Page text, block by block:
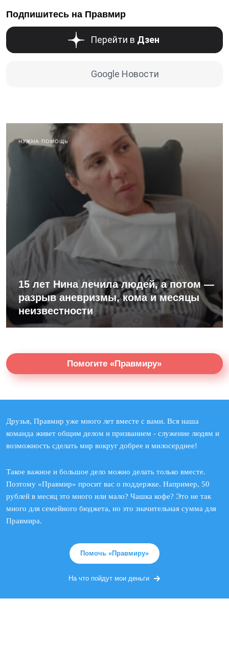
Подпишитесь на Правмир
Перейти в Дзен
Google Новости
НУЖНА ПОМОЩЬ
15 лет Нина лечила людей, а потом —
разрыв аневризмы, кома и месяцы
неизвестности
Помогите «Правмиру»
Друзья, Правмир уже много лет вместе с вами. Вся наша
команда живет общим делом и призванием - служение людям и
возможность сделать мир вокруг добрее и милосерднее!
Такое важное и большое дело можно делать только вместе.
Поэтому «Правмир» просит вас о поддержке. Например, 50
рублей в месяц это много или мало? Чашка кофе? Это не так
много для семейного бюджета, но это значительная сумма для
Правмира.
Помочь «Правмиру»
На что пойдут мои деньги